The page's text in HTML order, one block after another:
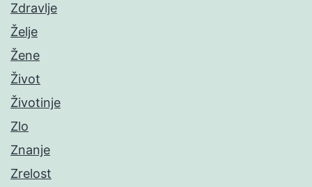
Zdravlje
Želje
Žene
Život
Životinje
Zlo
Znanje
Zrelost